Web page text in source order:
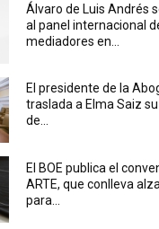
Álvaro de Luis Andrés
al panel internacional
mediadores en...
El presidente de la
traslada a Elma Saiz
de...
El BOE publica el
ARTE, que conlleva
para...